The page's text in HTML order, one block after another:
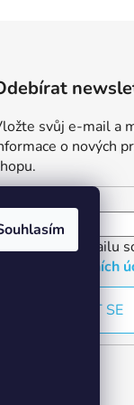
svůj e-mail a
o nových
Vložením e-mailu
ochrany osobních
PŘIHLÁSIT SE